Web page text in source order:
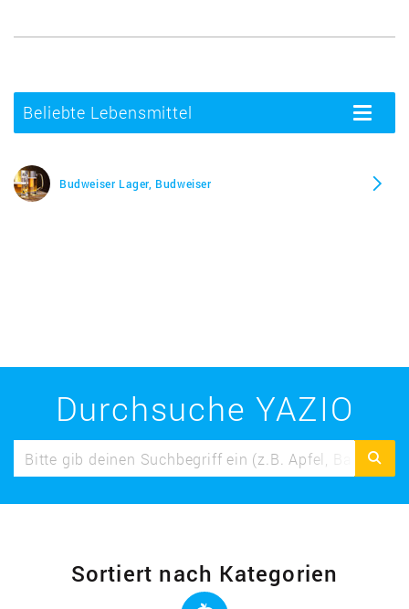
Beliebte Lebensmittel
Toggle
Budweiser Lager, Budweiser
Durchsuche YAZIO
Sortiert nach Kategorien